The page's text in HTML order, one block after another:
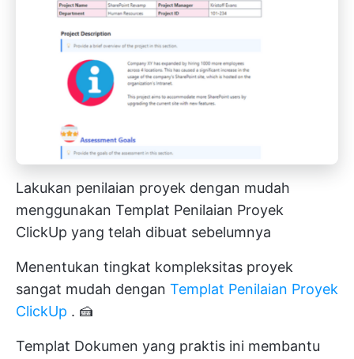
Lakukan penilaian proyek dengan mudah
menggunakan Templat Penilaian Proyek
ClickUp yang telah dibuat sebelumnya
Menentukan tingkat kompleksitas proyek
sangat mudah dengan Templat Penilaian Proyek
ClickUp . 🍰
Templat Dokumen yang praktis ini membantu